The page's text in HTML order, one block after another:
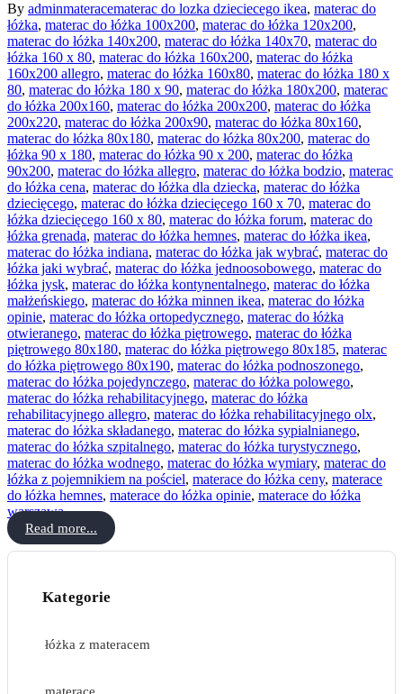
By adminmateracematerac do lozka dzieciecego ikea, materac do
łóżka, materac do łóżka 100x200, materac do łóżka 120x200,
materac do łóżka 140x200, materac do łóżka 140x70, materac do
łóżka 160 x 80, materac do łóżka 160x200, materac do łóżka
160x200 allegro, materac do łóżka 160x80, materac do łóżka 180 x
80, materac do łóżka 180 x 90, materac do łóżka 180x200, materac
do łóżka 200x160, materac do łóżka 200x200, materac do łóżka
200x220, materac do łóżka 200x90, materac do łóżka 80x160,
materac do łóżka 80x180, materac do łóżka 80x200, materac do
łóżka 90 x 180, materac do łóżka 90 x 200, materac do łóżka
90x200, materac do łóżka allegro, materac do łóżka bodzio, materac
do łóżka cena, materac do łóżka dla dziecka, materac do łóżka
dziecięcego, materac do łóżka dziecięcego 160 x 70, materac do
łóżka dziecięcego 160 x 80, materac do łóżka forum, materac do
łóżka grenada, materac do łóżka hemnes, materac do łóżka ikea,
materac do łóżka indiana, materac do łóżka jak wybrać, materac do
łóżka jaki wybrać, materac do łóżka jednoosobowego, materac do
łóżka jysk, materac do łóżka kontynentalnego, materac do łóżka
małżeńskiego, materac do łóżka minnen ikea, materac do łóżka
opinie, materac do łóżka ortopedycznego, materac do łóżka
otwieranego, materac do łóżka piętrowego, materac do łóżka
piętrowego 80x180, materac do łóżka piętrowego 80x185, materac
do łóżka piętrowego 80x190, materac do łóżka podnoszonego,
materac do łóżka pojedynczego, materac do łóżka polowego,
materac do łóżka rehabilitacyjnego, materac do łóżka
rehabilitacyjnego allegro, materac do łóżka rehabilitacyjnego olx,
materac do łóżka składanego, materac do łóżka sypialnianego,
materac do łóżka szpitalnego, materac do łóżka turystycznego,
materac do łóżka wodnego, materac do łóżka wymiary, materac do
łóżka z pojemnikiem na pościel, materace do łóżka ceny, materace
do łóżka hemnes, materace do łóżka opinie, materace do łóżka
warszawa
Read more...
Kategorie
łóżka z materacem